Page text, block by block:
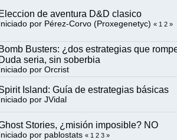
Eleccion de aventura D&D clasico
Iniciado por Pérez-Corvo (Proxegenetyc) « 1 2 »
Bomb Busters: ¿dos estrategias que
Duda seria, sin soberbia
Iniciado por Orcrist
Island: Guía de estrategias básicas
Iniciado por JVidal
Stories, ¿misión imposible? NO
Iniciado por pablostats « 1 2 3 »